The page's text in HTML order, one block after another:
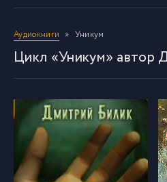
Аудиокниги Уникум
Цикл «Уникум» автор